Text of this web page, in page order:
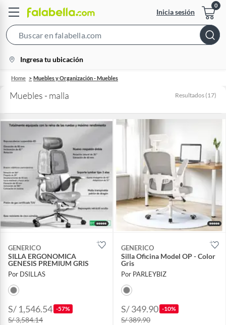
Inicia sesión
Bar
location-
icon
Ingresa tu ubicación
Home Muebles y Organización - Muebles
Muebles - malla Resultados (17)
GENERICO
SILLA ERGONOMICA
GENESIS PREMIUM GRIS
Por DSILLAS
S/ 1,546.54 -57%
S/ 3,584.14
GENERICO
Silla Oficina Model OP - Color
Gris
Por PARLEYBIZ
S/ 349.90 -10%
S/ 389.90